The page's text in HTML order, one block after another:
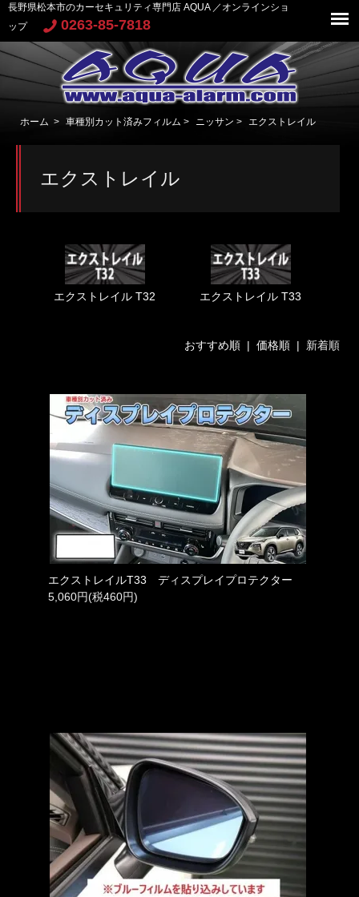
長野県松本市のカーセキュリティ専門店 AQUA ／オンラインショ
ップ
0263-85-7818
ホーム > 車種別カット済みフィルム > ニッサン > エクストレイル
エクストレイル
エクストレイル T32 エクストレイル T33
おすすめ順| 価格順| 新着順
エクストレイルT33 ディスプレイプロテクター
5,060円(税460円)